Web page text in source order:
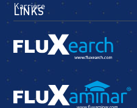
Karriere
LINKS